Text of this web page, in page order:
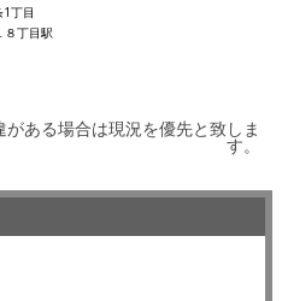
丁目
８丁目駅
ある場合は現況を優先と致しま
す。